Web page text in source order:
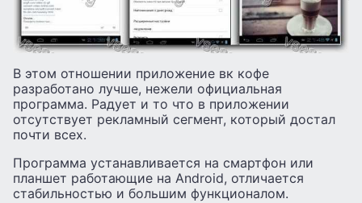
В этом отношении приложение вк кофе
разработано лучше, нежели официальная
программа. Радует и то что в приложении
отсутствует рекламный сегмент, который достал
почти всех.
Программа устанавливается на смартфон или
планшет работающие на Android, отличается
стабильностью и большим функционалом.